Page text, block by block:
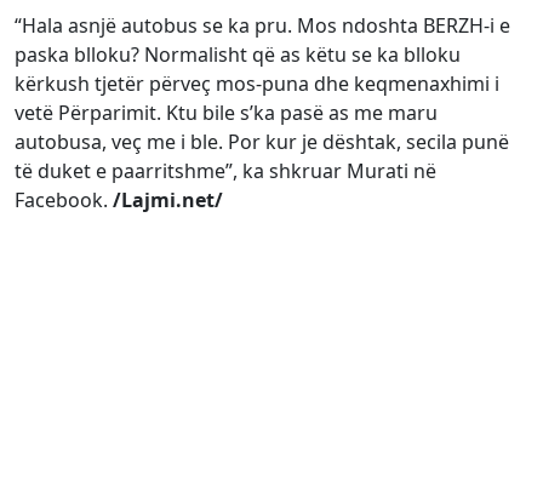
“Hala asnjë autobus se ka pru. Mos ndoshta BERZH-i e
paska blloku? Normalisht që as këtu se ka blloku
kërkush tjetër përveç mos-puna dhe keqmenaxhimi i
vetë Përparimit. Ktu bile s’ka pasë as me maru
autobusa, veç me i ble. Por kur je dështak, secila punë
të duket e paarritshme”, ka shkruar Murati në
Facebook. /Lajmi.net/